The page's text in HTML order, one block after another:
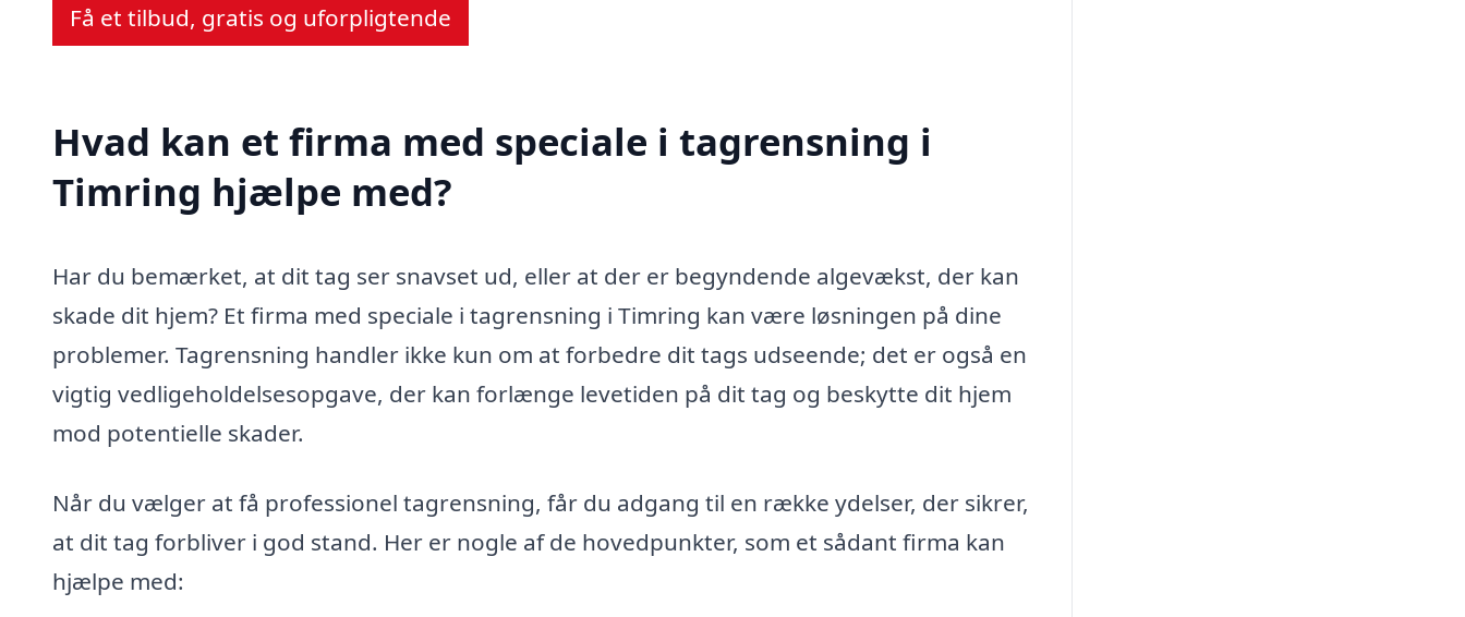
Få et tilbud, gratis og uforpligtende
Hvad kan et firma med speciale i tagrensning i
Timring hjælpe med?
Har du bemærket, at dit tag ser snavset ud, eller at der er begyndende algevækst, der kan
skade dit hjem? Et firma med speciale i tagrensning i Timring kan være løsningen på dine
problemer. Tagrensning handler ikke kun om at forbedre dit tags udseende; det er også en
vigtig vedligeholdelsesopgave, der kan forlænge levetiden på dit tag og beskytte dit hjem
mod potentielle skader.
Når du vælger at få professionel tagrensning, får du adgang til en række ydelser, der sikrer,
at dit tag forbliver i god stand. Her er nogle af de hovedpunkter, som et sådant firma kan
hjælpe med: